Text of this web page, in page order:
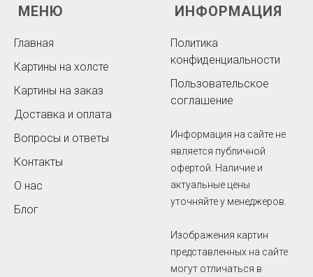
МЕНЮ
Главная
Картины на холсте
Картины на заказ
Доставка и оплата
Вопросы и ответы
Контакты
О нас
Блог
ИНФОРМАЦИЯ
Политика
конфиденциальности
Пользовательское
соглашение
Информация на сайте не
является публичной
офертой. Наличие и
актуальные цены
уточняйте у менеджеров.
Изображения картин
представленных на сайте
могут отличаться в